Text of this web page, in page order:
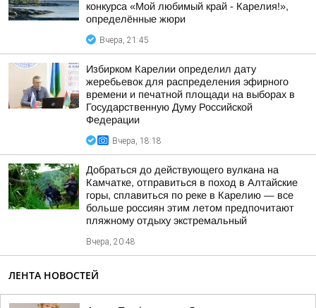
конкурса «Мой любимый край - Карелия!»,
определённые жюри
Вчера, 21:45
Избирком Карелии определил дату
жеребьевок для распределения эфирного
времени и печатной площади на выборах в
Государственную Думу Российской
Федерации
Вчера, 18:18
Добраться до действующего вулкана на
Камчатке, отправиться в поход в Алтайские
горы, сплавиться по реке в Карелию — все
больше россиян этим летом предпочитают
пляжному отдыху экстремальный
Вчера, 20:48
ЛЕНТА НОВОСТЕЙ